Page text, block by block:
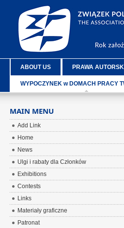
ABOUT US PRAWA
WYPOCZYNEK w DOMACH PRACY
MAIN MENU
Add Link
Home
News
Ulgi i rabaty dla Członków
Exhibitions
Contests
Links
Materiały graficzne
Patronat